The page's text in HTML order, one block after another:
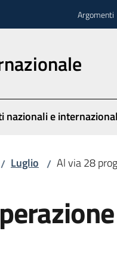
Argomenti
nazionali e
/ Luglio / Al via 28